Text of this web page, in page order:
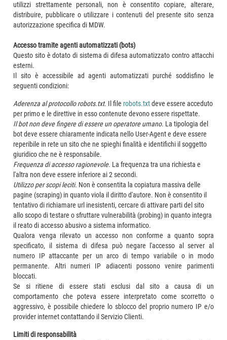
utilizzi strettamente personali, non è consentito copiare, alterare,
distribuire, pubblicare o utilizzare i contenuti del presente sito senza
autorizzazione specifica di MDW.
Accesso tramite agenti automatizzati (bots)
Questo sito è dotato di sistema di difesa automatizzato contro attacchi
esterni.
Il sito è accessibile ad agenti automatizzati purché soddisfino le
seguenti condizioni:
Aderenza al protocollo robots.txt. Il file robots.txtdeve essere acceduto
per primo e le direttive in esso contenute devono essere rispettate.
Il bot non deve fingere di essere un operatore umano. La tipologia del
bot deve essere chiaramente indicata nello User-Agent e deve essere
reperibile in rete un sito che ne spieghi finalità e identifichi il soggetto
giuridico che ne è responsabile.
Frequenza di accesso ragionevole. La frequenza tra una richiesta e
l'altra non deve essere inferiore ai 2 secondi.
Utilizzo per scopi leciti. Non è consentita la copiatura massiva delle
pagine (scraping) in quanto viola il diritto d'autore. Non è consentito il
tentativo di richiamare url inesistenti, cercare di attivare parti del sito
allo scopo di testare o sfruttare vulnerabilità (probing) in quanto integra
il reato di accesso abusivo a sistema informatico.
Qualora venga rilevato un accesso non conforme a quanto sopra
specificato, il sistema di difesa può negare l'accesso al server al
numero IP attaccante per un arco di tempo variabile o in modo
permanente. Altri numeri IP adiacenti possono venire parimenti
bloccati.
Se si ritiene di essere stati esclusi dal sito a causa di un
comportamento che poteva essere interpretato come scorretto o
aggressivo, è possibile chiedere lo sblocco del proprio numero IP e/o
provider internet contattando il Servizio Clienti.
Limiti di responsabilità